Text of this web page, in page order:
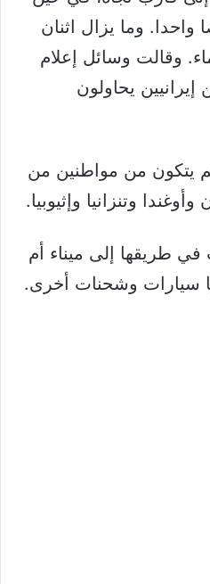
وما يزال اثنان
وقالت وسائل إعلام
يحاولون
يتكون من مواطنين من
وتنزانيا وإثيوبيا.
طريقها إلى ميناء أم
سيارات وشحنات أخرى.